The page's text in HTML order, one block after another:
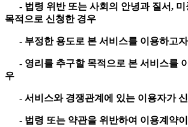
- 법령 위반 또는 사회의 안녕과 질서, 미
목적으로 신청한 경우
- 부정한 용도로 본 서비스를 이용하고
- 영리를 추구할 목적으로 본 서비스를
우
- 서비스와 경쟁관계에 있는 이용자가
- 법령 또는 약관을 위반하여 이용계약